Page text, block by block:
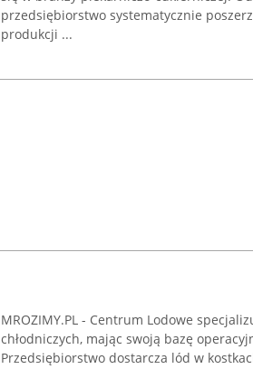
przedsiębiorstwo systematycznie
produkcji ...
MROZIMY.PL - Centrum Lodowe
chłodniczych, mając swoją bazę
Przedsiębiorstwo dostarcza lód w